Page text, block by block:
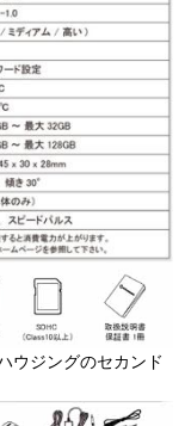
ウジングのセカンド